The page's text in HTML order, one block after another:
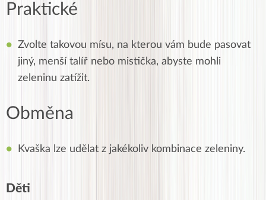
Praktické
Zvolte takovou mísu, na kterou vám bude pasovat
jiný, menší talíř nebo mistička, abyste mohli
zeleninu zatížit.
Obměna
Kvaška lze udělat z jakékoliv kombinace zeleniny.
Děti